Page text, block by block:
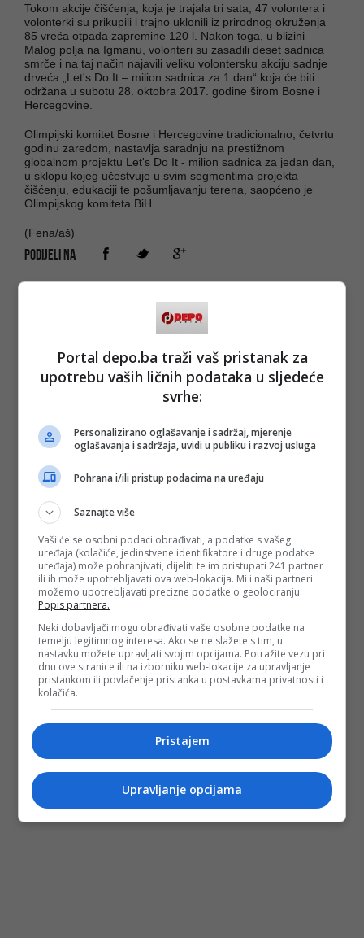
Tokom akcije čišćenja, koja je trajala tri sata, 47 volontera i
volonterki su prikupili i trajno uklonili iz prirodnog okruženja
85 vreća otpada zapremine 120 l. Nakon toga, u blizini
Malog polja na Igmanu, volonteri su zasadili deset sadnica
smrče i na taj način najavili veliku volontersku akciju sadnje
drveća „Let's Do It – milion sadnica za 1 dan“ koja će biti
održana u subotu 28. oktobra 2017. godine širom Bosne i
Hercegovine.
Olimpijski komitet Bosne i Hercegovine tradicionalno, četvrtu
godinu zaredom, nastavlja saradnju na prestižnom
globalnom projektu Let's Do It - milion sadnica za jedan dan,
u sklopu kojeg učestvuje u svim segmentima projekta –
čišćenju, edukaciji te pošumljavanju terena, saopćeno je
Olimpijskog komiteta BiH.
(Fena/aš)
PODIJELI NA
#smeće
Portal depo.ba traži vaš pristanak za
upotrebu vaših ličnih podataka u sljedeće
svrhe:
Personalizirano oglašavanje i sadržaj, mjerenje
oglašavanja i sadržaja, uvidi u publiku i razvoj usluga
Pohrana i/ili pristup podacima na uređaju
Saznajte više
Vaši će se osobni podaci obrađivati, a podatke s vašeg
uređaja (kolačiće, jedinstvene identifikatore i druge podatke
uređaja) može pohranjivati, dijeliti te im pristupati 241 partner
ili ih može upotrebljavati ova web-lokacija. Mi i naši partneri
možemo upotrebljavati precizne podatke o geolociranju.
Popis partnera.
Neki dobavljači mogu obrađivati vaše osobne podatke na
temelju legitimnog interesa. Ako se ne slažete s tim, u
nastavku možete upravljati svojim opcijama. Potražite vezu pri
dnu ove stranice ili na izborniku web-lokacije za upravljanje
pristankom ili povlačenje pristanka u postavkama privatnosti i
kolačića.
Pristajem
Upravljanje opcijama